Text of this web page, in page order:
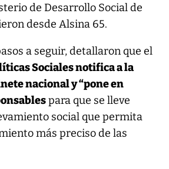
de Desarrollo Social de
desde Alsina 65.
a seguir, detallaron que el
Sociales notifica a la
nacional y “pone en
para que se lleve
social que permita
más preciso de las